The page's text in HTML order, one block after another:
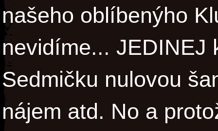
našeho oblíbenýho
nevidíme... JEDINEJ
Sedmičku nulovou
nájem atd. No a